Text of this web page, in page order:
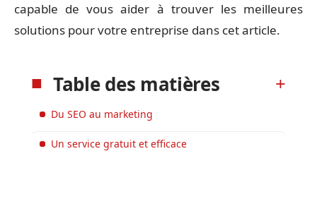
capable de vous aider à trouver les meilleures
solutions pour votre entreprise dans cet article.
Table des matières
Du SEO au marketing
Un service gratuit et efficace